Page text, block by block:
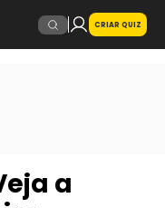
CRIAR QUIZ
a